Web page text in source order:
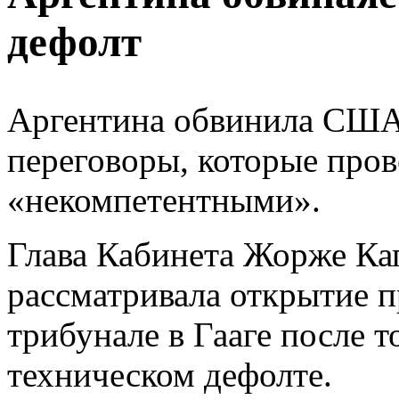
дефолт
Аргентина обвинила
переговоры, которые
«некомпетентными».
Глава Кабинета Жорже
рассматривала
трибунале в Гааге после
техническом дефолте.